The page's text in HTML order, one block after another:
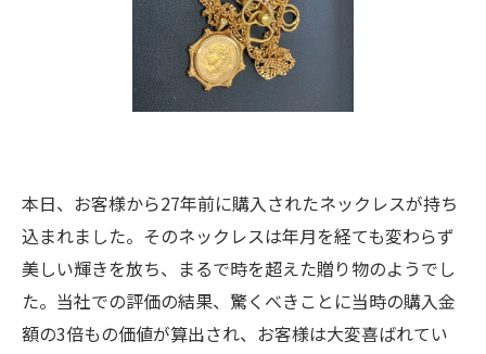
本日、お客様から27年前に購入されたネックレスが持ち
込まれました。そのネックレスは年月を経ても変わらず
美しい輝きを放ち、まるで時を超えた贈り物のようでし
た。当社での評価の結果、驚くべきことに当時の購入金
額の3倍もの価値が算出され、お客様は大変喜ばれてい